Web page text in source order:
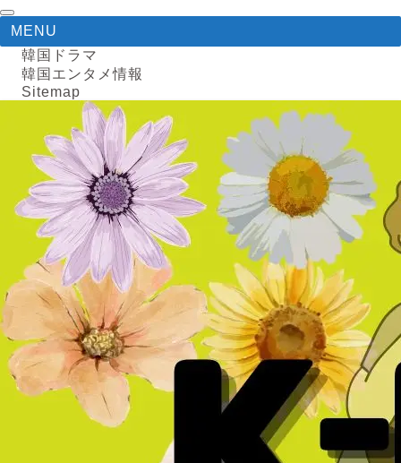
MENU
韓国ドラマ
韓国エンタメ情報
Sitemap